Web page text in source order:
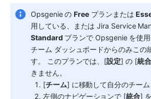
Opsgenie の Free プランまたは
Standard プランで Opsgenie を使用
チーム ダッシュボードからのみこの
す。 このプランでは、[設定] の [統合
きません。
[チーム] に移動して自分のチーム
左側のナビゲーションで [統合]